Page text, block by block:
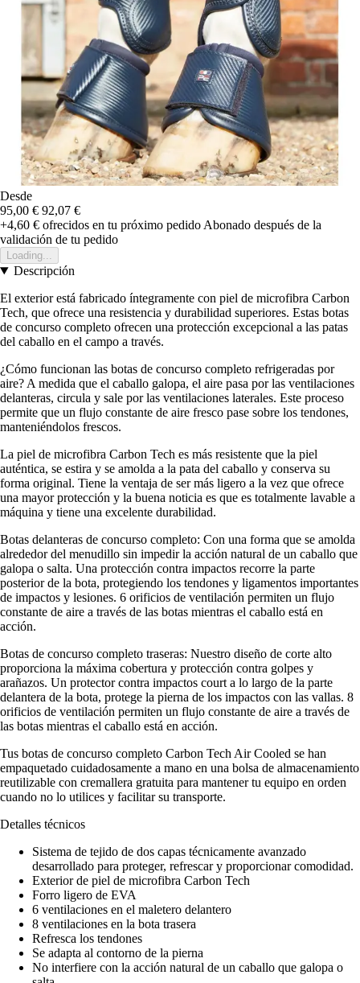
Desde
95,00 € 92,07 €
+4,60 € ofrecidos en tu próximo pedido Abonado después de la
validación de tu pedido
Loading...
Descripción
El exterior está fabricado íntegramente con piel de microfibra Carbon
Tech, que ofrece una resistencia y durabilidad superiores. Estas botas
de concurso completo ofrecen una protección excepcional a las patas
del caballo en el campo a través.
¿Cómo funcionan las botas de concurso completo refrigeradas por
aire? A medida que el caballo galopa, el aire pasa por las ventilaciones
delanteras, circula y sale por las ventilaciones laterales. Este proceso
permite que un flujo constante de aire fresco pase sobre los tendones,
manteniéndolos frescos.
La piel de microfibra Carbon Tech es más resistente que la piel
auténtica, se estira y se amolda a la pata del caballo y conserva su
forma original. Tiene la ventaja de ser más ligero a la vez que ofrece
una mayor protección y la buena noticia es que es totalmente lavable a
máquina y tiene una excelente durabilidad.
Botas delanteras de concurso completo: Con una forma que se amolda
alrededor del menudillo sin impedir la acción natural de un caballo que
galopa o salta. Una protección contra impactos recorre la parte
posterior de la bota, protegiendo los tendones y ligamentos importantes
de impactos y lesiones. 6 orificios de ventilación permiten un flujo
constante de aire a través de las botas mientras el caballo está en
acción.
Botas de concurso completo traseras: Nuestro diseño de corte alto
proporciona la máxima cobertura y protección contra golpes y
arañazos. Un protector contra impactos court a lo largo de la parte
delantera de la bota, protege la pierna de los impactos con las vallas. 8
orificios de ventilación permiten un flujo constante de aire a través de
las botas mientras el caballo está en acción.
Tus botas de concurso completo Carbon Tech Air Cooled se han
empaquetado cuidadosamente a mano en una bolsa de almacenamiento
reutilizable con cremallera gratuita para mantener tu equipo en orden
cuando no lo utilices y facilitar su transporte.
Detalles técnicos
Sistema de tejido de dos capas técnicamente avanzado
desarrollado para proteger, refrescar y proporcionar comodidad.
Exterior de piel de microfibra Carbon Tech
Forro ligero de EVA
6 ventilaciones en el maletero delantero
8 ventilaciones en la bota trasera
Refresca los tendones
Se adapta al contorno de la pierna
No interfiere con la acción natural de un caballo que galopa o